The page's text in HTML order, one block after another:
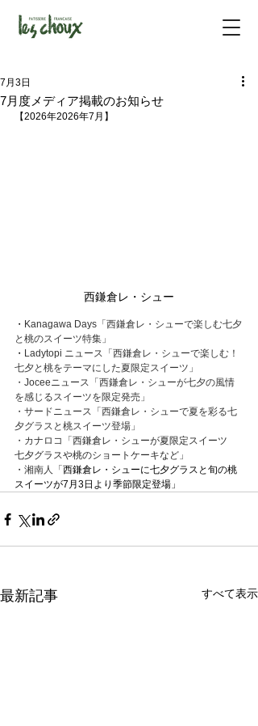
7月度メディア掲載のお知らせ
7月3日
【2026年2026年7月】
西鎌倉レ・シュー
・ Kanagawa Days 「 西鎌倉レ・シューで楽しむ七夕
と桃のスイーツ特集」
・ Ladytopi ニュース 「 西鎌倉レ・シューで楽しむ！
七夕と桃をテーマにした夏限定スイーツ」
・ Joceeニュース 「 西鎌倉レ・シューが七夕の風情
を感じるスイーツを限定発売」
・ サードニュース 「 西鎌倉レ・シューで夏を彩る七
夕グラスと桃スイーツ登場」
・ カナロコ 「 西鎌倉レ・シューが夏限定スイーツ
七夕グラスや桃のショートケーキなど」
・ 湘南人 「 西鎌倉レ・シューに七夕グラスと旬の桃
スイーツが7月3日より季節限定登場」
最新記事 すべて表示